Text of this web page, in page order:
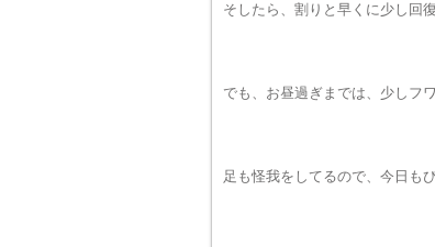
そしたら、割りと早くに少し回
でも、お昼過ぎまでは、少しフ
足も怪我をしてるので、今日も